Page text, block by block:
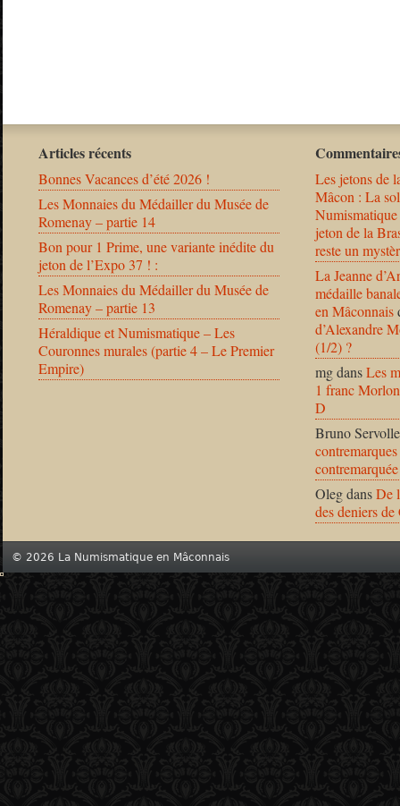
Articles récents
Bonnes Vacances d’été 2026 !
Les Monnaies du Médailler du Musée de
Romenay – partie 14
Bon pour 1 Prime, une variante inédite du
jeton de l’Expo 37 ! :
Les Monnaies du Médailler du Musée de
Romenay – partie 13
Héraldique et Numismatique – Les
Couronnes murales (partie 4 – Le Premier
Empire)
Les jetons de
Mâcon : La
jeton de la
reste un
La Jeanne
médaille
en Mâconnais
d’Alexandre
(1/2) ?
mgdansLes
1 franc
D
Bruno Servolle
OlegdansDe
des deniers
© 2026 La Numismatique en Mâconnais